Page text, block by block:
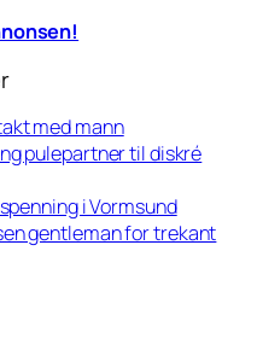
med mann
pulepartner til diskré
i Vormsund
gentleman for trekant